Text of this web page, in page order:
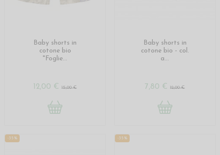
Baby shorts in
cotone bio
"Foglie...
12,00 €15,00 €
Baby shorts in
cotone bio - col.
a...
7,80 €12,00 €
-35% -35%